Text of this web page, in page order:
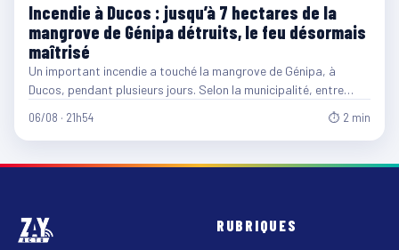
Incendie à Ducos : jusqu’à 7 hectares de la
mangrove de Génipa détruits, le feu désormais
maîtrisé
Un important incendie a touché la mangrove de Génipa, à
Ducos, pendant plusieurs jours. Selon la municipalité, entre…
06/08 · 21h54 ⏱ 2 min
RUBRIQUES